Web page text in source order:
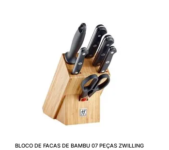
BLOCO DE FACAS DE BAMBU 07 PEÇAS ZWILLING